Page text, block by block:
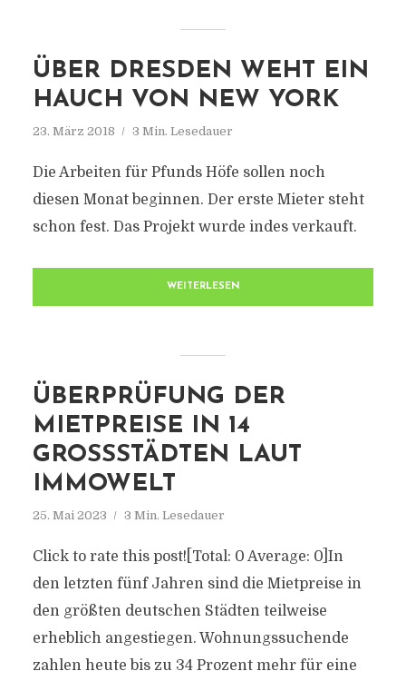
ÜBER DRESDEN WEHT EIN
HAUCH VON NEW YORK
23. März 2018 3 Min. Lesedauer
Die Arbeiten für Pfunds Höfe sollen noch
diesen Monat beginnen. Der erste Mieter steht
schon fest. Das Projekt wurde indes verkauft.
WEITERLESEN
ÜBERPRÜFUNG DER
MIETPREISE IN 14
GROSSSTÄDTEN LAUT I
MMOWELT
25. Mai 2023 3 Min. Lesedauer
Click to rate this post![Total: 0 Average: 0]In
den letzten fünf Jahren sind die Mietpreise in
den größten deutschen Städten teilweise
erheblich angestiegen. Wohnungssuchende
zahlen heute bis zu 34 Prozent mehr für eine